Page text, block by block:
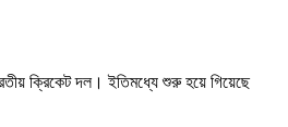
ক্রিকেট দল। ইতিমধ্যে শুরু হয়ে গিয়েছে